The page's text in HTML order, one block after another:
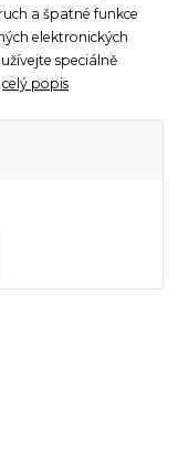
a špatné funkce
elektronických
speciálně
celý popis